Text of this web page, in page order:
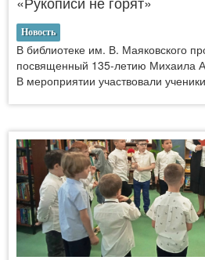
Новость
В библиотеке им. В. Маяковского
посвященный 135-летию Михаила
В мероприятии участвовали